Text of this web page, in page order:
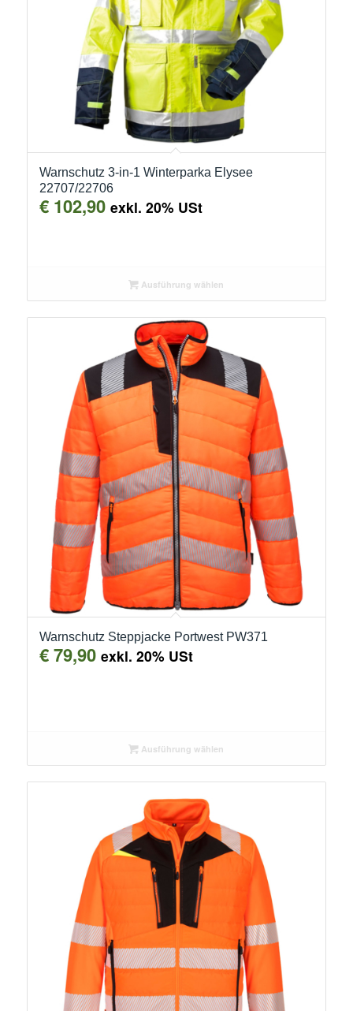
Warnschutz 3-in-1 Winterparka Elysee
22707/22706
€102,90 exkl. 20% USt
Ausführung wählen
Warnschutz Steppjacke Portwest PW371
€79,90 exkl. 20% USt
Ausführung wählen